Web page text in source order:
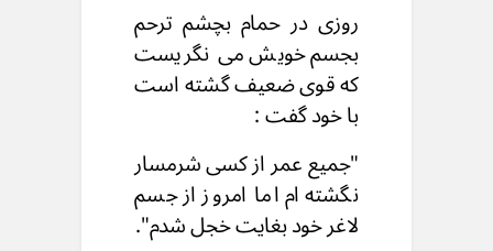
روزی در حمام بچشم ترحم
بجسم خویش می نگریست
که قوی ضعیف گشته است
با خود گفت :
"جمیع عمر از کسی شرمسار
نگشته ام اما امروز از جسم
لاغر خود بغایت خجل شدم".